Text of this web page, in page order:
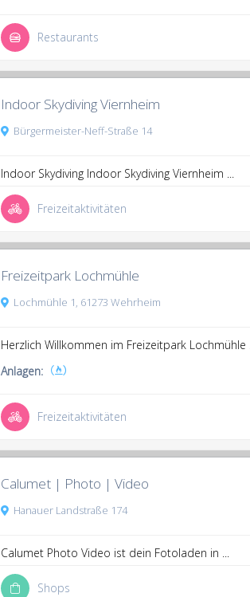
Restaurants
2,129.0
Indoor Skydiving Viernheim
Bürgermeister-Neff-Straße 14
Indoor Skydiving Indoor Skydiving Viernheim ...
Freizeitaktivitäten
3.3
Freizeitpark Lochmühle
Lochmühle 1, 61273 Wehrheim
Herzlich Willkommen im Freizeitpark Lochmühle ...
Anlagen:
Freizeitaktivitäten
3.3
Calumet | Photo | Video
Hanauer Landstraße 174
Calumet Photo Video ist dein Fotoladen in ...
Shops